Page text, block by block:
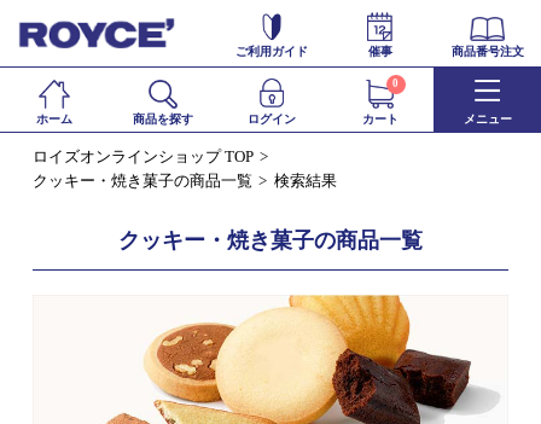
ご利用ガイド 催事 商品番号注文
ホーム 商品を探す ログイン カート
0
メニュー
ロイズオンラインショップ TOP
クッキー・焼き菓子の商品一覧
検索結果
クッキー・焼き菓子の商品一覧